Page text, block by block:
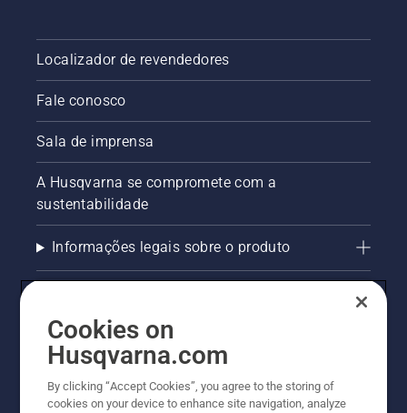
Localizador de revendedores
Fale conosco
Sala de imprensa
A Husqvarna se compromete com a
sustentabilidade
Informações legais sobre o produto
Outros sites Husqvarna
Trabalhe Conosco
Cookies on
Husqvarna.com
By clicking “Accept Cookies”, you agree to the storing of
cookies on your device to enhance site navigation, analyze